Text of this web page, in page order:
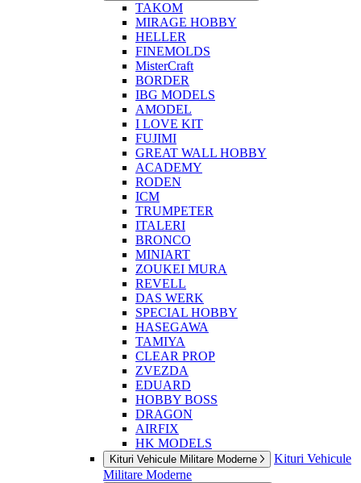
TAKOM
MIRAGE HOBBY
HELLER
FINEMOLDS
MisterCraft
BORDER
IBG MODELS
AMODEL
I LOVE KIT
FUJIMI
GREAT WALL HOBBY
ACADEMY
RODEN
ICM
TRUMPETER
ITALERI
BRONCO
MINIART
ZOUKEI MURA
REVELL
DAS WERK
SPECIAL HOBBY
HASEGAWA
TAMIYA
CLEAR PROP
ZVEZDA
EDUARD
HOBBY BOSS
DRAGON
AIRFIX
HK MODELS
Kituri Vehicule Militare Moderne
Kituri Vehicule
Militare Moderne